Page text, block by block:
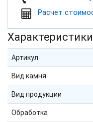
Расчет
Характеристики
Артикул
Вид камня
Вид продукции
Обработка